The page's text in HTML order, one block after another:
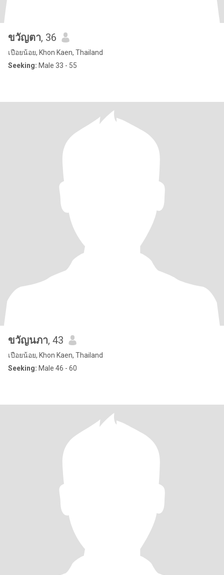
ขวัญตา, 36
เปือยน้อย, Khon Kaen, Thailand
Seeking: Male 33 - 55
ขวัญนภา, 43
เปือยน้อย, Khon Kaen, Thailand
Seeking: Male 46 - 60